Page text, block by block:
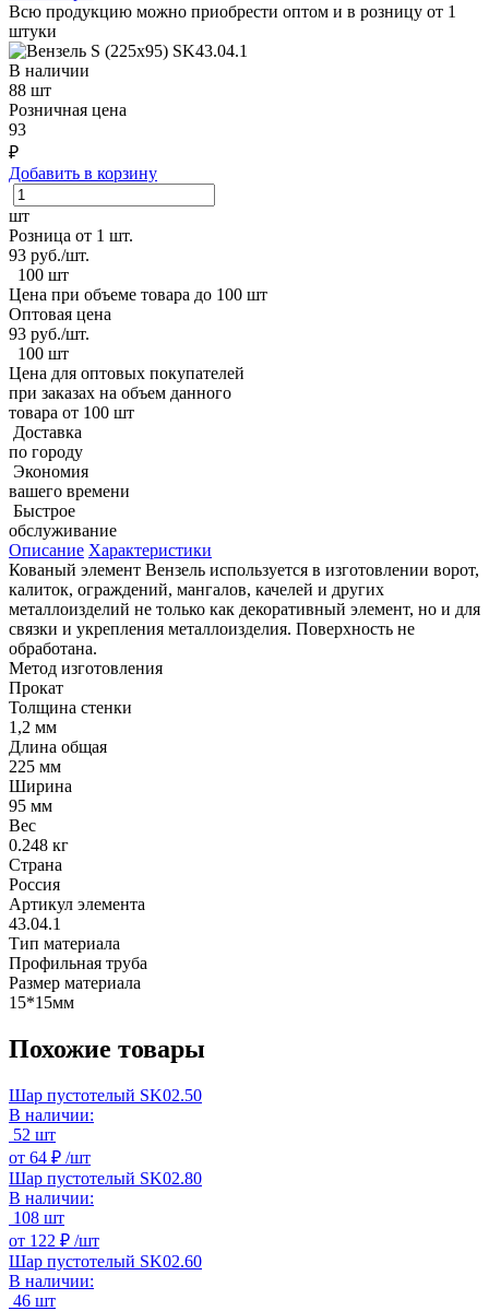
Всю продукцию можно приобрести оптом и в розницу от 1
штуки
В наличии
88 шт
Розничная цена
93
₽
Добавить в корзину
шт
Розница от 1 шт.
93 руб./шт.
100 шт
Цена при объеме товара до 100 шт
Оптовая цена
93 руб./шт.
100 шт
Цена для оптовых покупателей
при заказах на объем данного
товара от 100 шт
Доставка
по городу
Экономия
вашего времени
Быстрое
обслуживание
Описание Характеристики
Кованый элемент Вензель используется в изготовлении ворот,
калиток, ограждений, мангалов, качелей и других
металлоизделий не только как декоративный элемент, но и для
связки и укрепления металлоизделия. Поверхность не
обработана.
Метод изготовления
Прокат
Толщина стенки
1,2 мм
Длина общая
225 мм
Ширина
95 мм
Вес
0.248 кг
Страна
Россия
Артикул элемента
43.04.1
Тип материала
Профильная труба
Размер материала
15*15мм
Похожие товары
Шар пустотелый SK02.50
В наличии:
52 шт
от 64 ₽ /шт
Шар пустотелый SK02.80
В наличии:
108 шт
от 122 ₽ /шт
Шар пустотелый SK02.60
В наличии:
46 шт